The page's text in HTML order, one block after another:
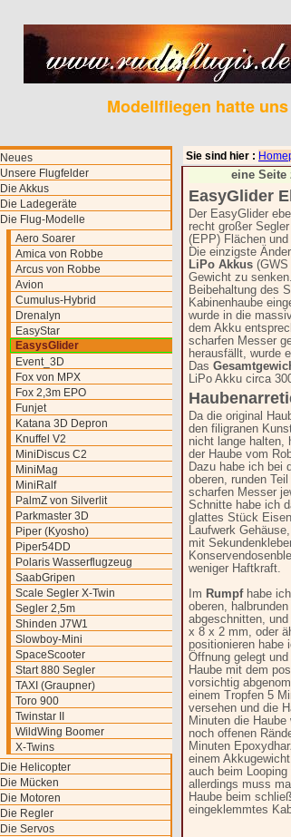
Modellfliegen hatte
Neues
Unsere Flugfelder
Die Akkus
Die Ladegeräte
Die Flug-Modelle
Aero Soarer
Amica von Robbe
Arcus von Robbe
Avion
Cumulus-Hybrid
Drenalyn
EasyStar
EasysGlider
Event_3D
Fox von MPX
Fox 2,3m EPO
Funjet
Katana 3D Depron
Knuffel V2
MiniDiscus C2
MiniMag
MiniRalf
PalmZ von Silverlit
Parkmaster 3D
Piper (Kyosho)
Piper54DD
Polaris Wasserflugzeug
SaabGripen
Scale Segler X-Twin
Segler 2,5m
Shinden J7W1
Slowboy-Mini
SpaceScooter
Start 880 Segler
TAXI (Graupner)
Toro 900
Twinstar II
WildWing Boomer
X-Twins
Die Helicopter
Die Mücken
Die Motoren
Die Regler
Die Servos
Sie sind hier :
eine Seite
EasyGlider
Der EasyGlider
recht großer
(EPP) Flächen
Die einzigste
LiPo Akkus
Gewicht zu
Beibehaltung des
Kabinenhaube
wurde in die
dem Akku
scharfen Messer
herausfällt, wurde
Das
LiPo Akku circa
Da die original
den filigranen
nicht lange halten,
der Haube vom
Dazu habe ich bei
oberen, runden
scharfen Messer
Schnitte habe ich
glattes Stück
Laufwerk
mit
weniger Haftkraft.
Im Rumpf habe
oberen,
abgeschnitten,
x 8 x 2 mm, oder
positionieren habe
Öffnung gelegt
Haube mit dem
vorsichtig
einem Tropfen 5
versehen und die
Minuten die
noch offenen
Minuten
einem
auch beim
allerdings muss
Haube beim
eingeklemmtes